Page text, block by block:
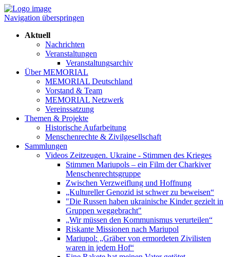
Navigation überspringen
Aktuell
Nachrichten
Veranstaltungen
Veranstaltungsarchiv
Über MEMORIAL
MEMORIAL Deutschland
Vorstand & Team
MEMORIAL Netzwerk
Vereinssatzung
Themen & Projekte
Historische Aufarbeitung
Menschenrechte & Zivilgesellschaft
Sammlungen
Videos Zeitzeugen. Ukraine - Stimmen des Krieges
Stimmen Mariupols – ein Film der Charkiver
Menschenrechtsgruppe
Zwischen Verzweiflung und Hoffnung
„Kultureller Genozid ist schwer zu beweisen“
"Die Russen haben ukrainische Kinder gezielt in
Gruppen weggebracht"
„Wir müssen den Kommunismus verurteilen“
Riskante Missionen nach Mariupol
Mariupol: „Gräber von ermordeten Zivilisten
waren in jedem Hof“